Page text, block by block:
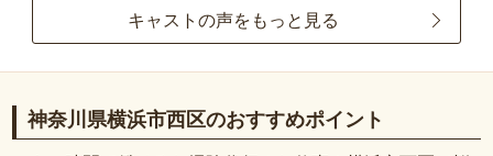
キャストの声をもっと見る
神奈川県横浜市西区のおすすめポイント